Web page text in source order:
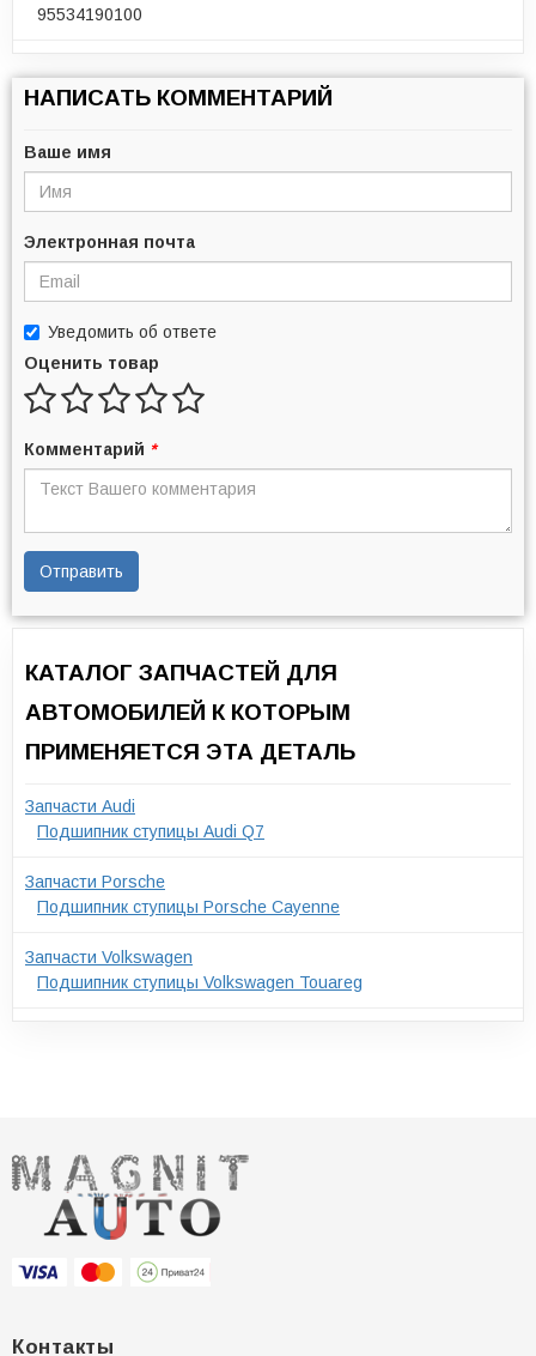
95534190100
НАПИСАТЬ КОММЕНТАРИЙ
Ваше имя
Электронная почта
Уведомить об ответе
Оценить товар
Комментарий *
Отправить
КАТАЛОГ ЗАПЧАСТЕЙ ДЛЯ
АВТОМОБИЛЕЙ К КОТОРЫМ
ПРИМЕНЯЕТСЯ ЭТА ДЕТАЛЬ
Запчасти Audi
Подшипник ступицы Audi Q7
Запчасти Porsche
Подшипник ступицы Porsche Cayenne
Запчасти Volkswagen
Подшипник ступицы Volkswagen Touareg
Контакты